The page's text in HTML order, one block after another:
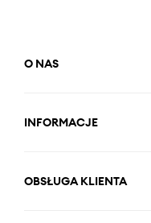
O NAS
INFORMACJE
OBSŁUGA KLIENTA